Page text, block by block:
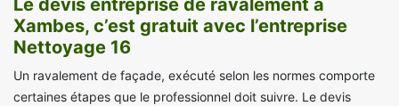
Le devis entreprise de ravalement à
Xambes, c’est gratuit avec l’entreprise
Nettoyage 16
Un ravalement de façade, exécuté selon les normes comporte
certaines étapes que le professionnel doit suivre. Le devis